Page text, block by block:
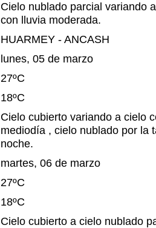
Cielo nublado parcial variando
con lluvia moderada.
HUARMEY - ANCASH
lunes, 05 de marzo
27ºC
18ºC
Cielo cubierto variando a cielo
mediodía , cielo nublado por la
noche.
martes, 06 de marzo
27ºC
18ºC
Cielo cubierto a cielo nublado